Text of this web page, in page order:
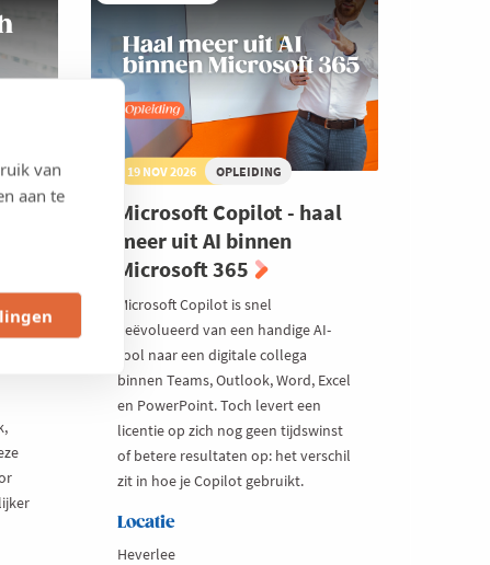
van
aan te
19 NOV 2026 OPLEIDING
Microsoft Copilot - haal
meer uit AI binnen
Microsoft 365
Microsoft Copilot is snel
geëvolueerd van een handige AI-
tool naar een digitale collega
binnen Teams, Outlook, Word, Excel
en PowerPoint. Toch levert een
licentie op zich nog geen tijdswinst
of betere resultaten op: het verschil
zit in hoe je Copilot gebruikt.
Locatie
Heverlee